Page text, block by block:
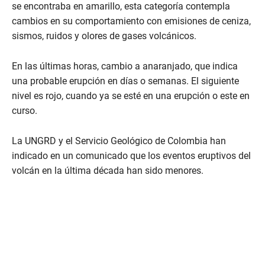
se encontraba en amarillo, esta categoría contempla
cambios en su comportamiento con emisiones de ceniza,
sismos, ruidos y olores de gases volcánicos.
En las últimas horas, cambio a anaranjado, que indica
una probable erupción en días o semanas. El siguiente
nivel es rojo, cuando ya se esté en una erupción o este en
curso.
La UNGRD y el Servicio Geológico de Colombia han
indicado en un comunicado que los eventos eruptivos del
volcán en la última década han sido menores.